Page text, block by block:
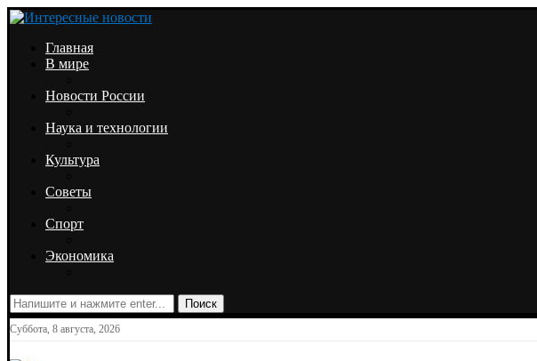
Главная
В мире
Новости России
Наука и технологии
Культура
Советы
Спорт
Экономика
Поиск
Суббота, 8 августа, 2026